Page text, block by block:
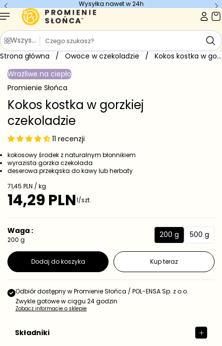
treści
Wysyłka nawet w 24h
Wszystkie kategorie
S
z
u
a
j
Strona główna / Owoce w czekoladzie / Kokos kostka w gorzkiej czekoladzie
Przejdź do
o
produkcie
Wrażliwe na ciepło
Promienie Słońca
Kokos kostka w gorzkiej
czekoladzie
11 recenzji
kokosowy środek z naturalnym błonnikiem
wyrazista gorzka czekolada
deserowa przekąska do kawy lub herbaty
C
e
j
d
n
s
t
o
w
a
71,45 PLN / kg
C
n
a
r
g
u
r
14,29 PLN1/szt.
Waga :
200 g
2
0
0
g
200 g
5
0
g
500 g
Dodaj do koszyka Kup teraz
Odbiór dostępny wPromienie Słońca / POL-ENSA Sp. z o.o.
Zwykle gotowe w ciągu 24 godzin
Zobacz informacje o sklepie
Składniki